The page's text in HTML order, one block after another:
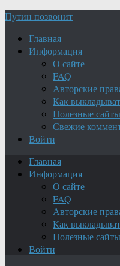
Путин позвонит
Главная
Информация
О сайте
FAQ
Авторские
Как
Полезные сайты
Свежие
Войти
Главная
Информация
О сайте
FAQ
Авторские
Как
Полезные сайты
Войти